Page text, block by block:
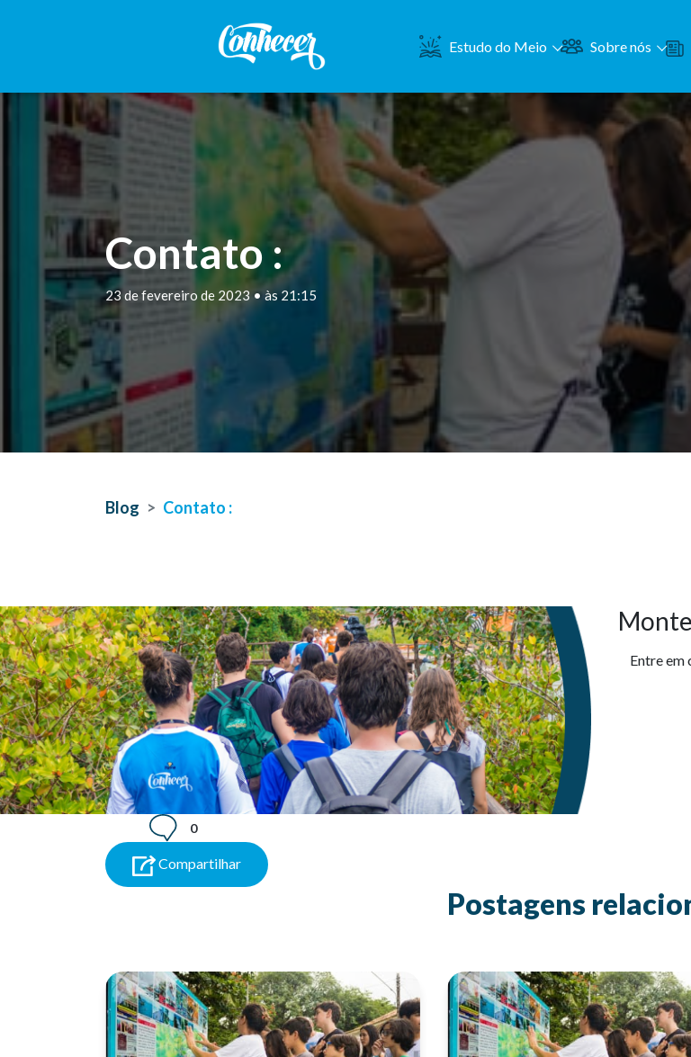
Estudo do Meio Sobre nós
Contato :
23 de fevereiro de 2023 • às 21:15
Blog Contato :
Entre em
0
Compartilhar
Postagens